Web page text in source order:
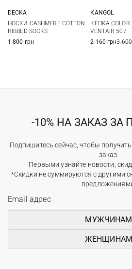
DECKA
НОСКИ CASHMERE COTTON
RIBBED SOCKS
1 800 грн
KANGOL
КЕПКА COLOR
VENTAIR 507
2 160 грн3
-10% НА ЗАКАЗ
Подпишитесь сейчас, чтобы
заказ.
Первыми узнайте новости,
*Скидки не суммируются с другими
МУЖЧИНАМ
ЖЕНЩИНАМ